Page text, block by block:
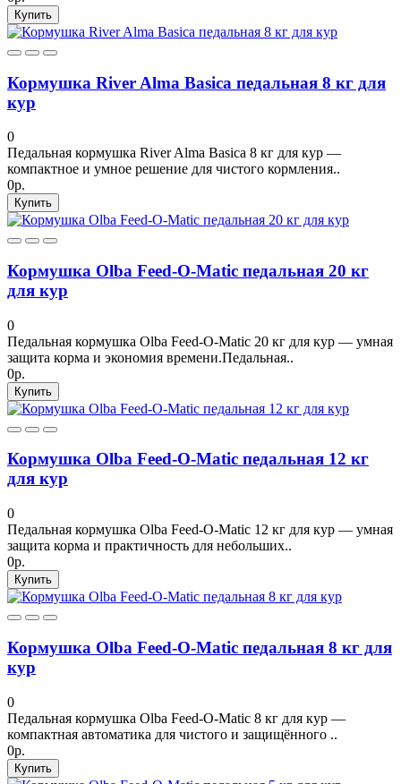
Купить
Кормушка River Alma Basica педальная 8 кг для
кур
0
Педальная кормушка River Alma Basica 8 кг для кур —
компактное и умное решение для чистого кормления..
0р.
Купить
Кормушка Olba Feed-O-Matic педальная 20 кг
для кур
0
Педальная кормушка Olba Feed-O-Matic 20 кг для кур — умная
защита корма и экономия времени.Педальная..
0р.
Купить
Кормушка Olba Feed-O-Matic педальная 12 кг
для кур
0
Педальная кормушка Olba Feed-O-Matic 12 кг для кур — умная
защита корма и практичность для небольших..
0р.
Купить
Кормушка Olba Feed-O-Matic педальная 8 кг для
кур
0
Педальная кормушка Olba Feed-O-Matic 8 кг для кур —
компактная автоматика для чистого и защищённого ..
0р.
Купить